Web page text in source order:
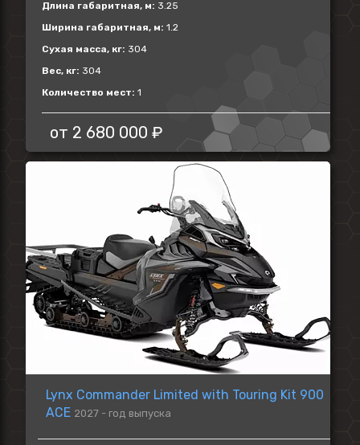
Длина габаритная, м: 3.25
Ширина габаритная, м: 1.2
Сухая масса, кг: 304
Вес, кг: 304
Количество мест: 1
от 2 680 000 ₽
Lynx Commander Limited with Touring Kit 900
ACE 2027 - год выпуска